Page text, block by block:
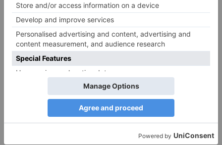
solle etwas anders machen, das wäre wie
Gotteslästerung gewesen. Das allerdings war mir
damals nicht klar.
DieAutoritätspersonenfrüher waren der Arzt, der
Lehrer, der Pfarrer, der Polizist das waren die
Menschen, die gebildet waren und lesen konnten
und es waren fast immer Männer. Künstler wie
Heinrich Heine,Carl Spitzweg, Wilhelm Busch,
Gustav Meyrink, Kurt Tucholsky und Karl Kraus